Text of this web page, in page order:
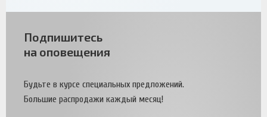
Подпишитесь
на оповещения
Будьте в курсе специальных предложений.
Большие распродажи каждый месяц!